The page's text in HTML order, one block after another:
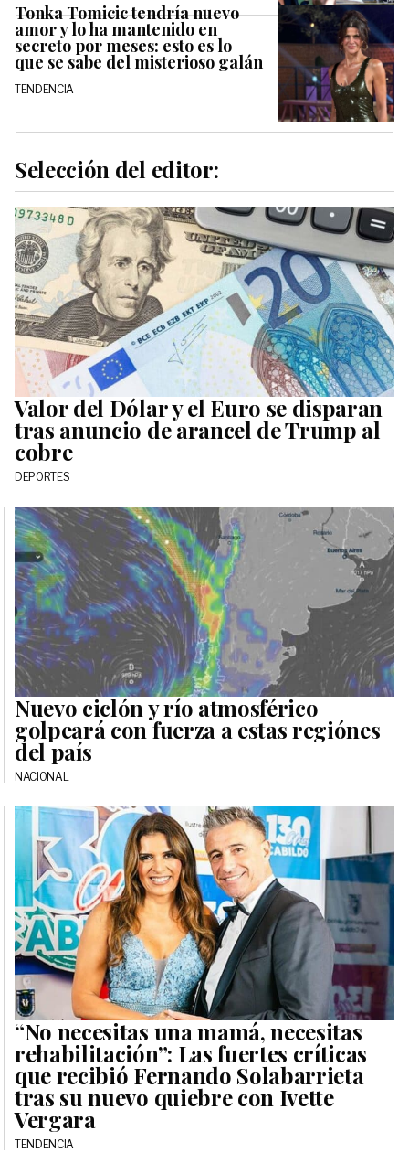
Tonka Tomicic tendría nuevo
amor y lo ha mantenido en
secreto por meses: esto es lo
que se sabe del misterioso galán
TENDENCIA
Selección del editor:
Valor del Dólar y el Euro se disparan
tras anuncio de arancel de Trump al
cobre
DEPORTES
Nuevo ciclón y río atmosférico
golpeará con fuerza a estas regiónes
del país
NACIONAL
“No necesitas una mamá, necesitas
rehabilitación”: Las fuertes críticas
que recibió Fernando Solabarrieta
tras su nuevo quiebre con Ivette
Vergara
TENDENCIA